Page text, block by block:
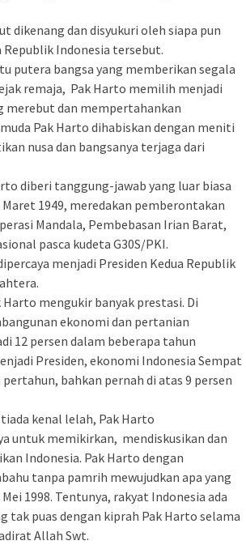
dikenang dan disyukuri oleh siapa pun
Indonesia tersebut.
putera bangsa yang memberikan segala
remaja, Pak Harto memilih menjadi
merebut dan mempertahankan
Pak Harto dihabiskan dengan meniti
nusa dan bangsanya terjaga dari
diberi tanggung-jawab yang luar biasa
1949, meredakan pemberontakan
Mandala, Pembebasan Irian Barat,
pasca kudeta G30S/PKI.
menjadi Presiden Kedua Republik
mengukir banyak prestasi. Di
ekonomi dan pertanian
12 persen dalam beberapa tahun
Presiden, ekonomi Indonesia Sempat
bahkan pernah di atas 9 persen
kenal lelah, Pak Harto
untuk memikirkan, mendiskusikan dan
Indonesia. Pak Harto dengan
tanpa pamrih mewujudkan apa yang
1998. Tentunya, rakyat Indonesia ada
tak puas dengan kiprah Pak Harto selama
Allah Swt.